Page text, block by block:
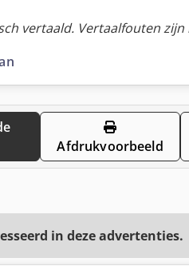
vertaald. Vertaalfouten zijn
Afdrukvoorbeeld
in deze advertenties.